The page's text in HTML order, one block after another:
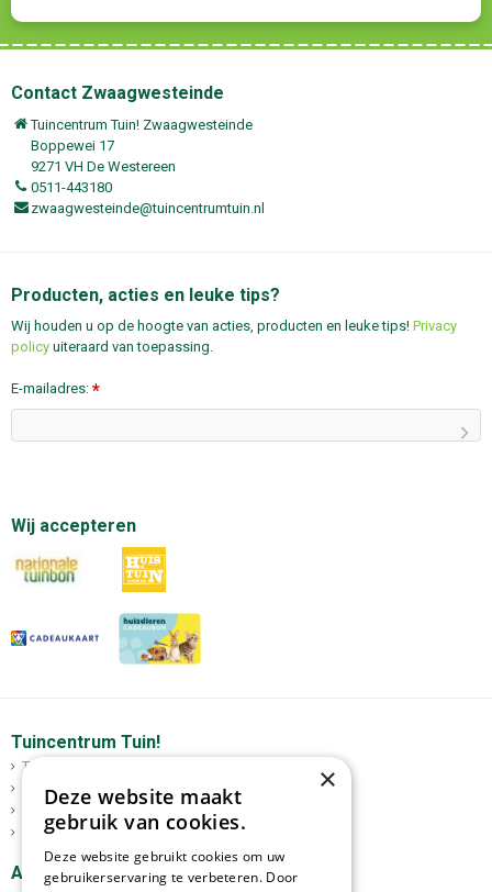
Contact Zwaagwesteinde
Tuincentrum Tuin! Zwaagwesteinde
Boppewei 17
9271 VH De Westereen
0511-443180
zwaagwesteinde@tuincentrumtuin.nl
Producten, acties en leuke tips?
Wij houden u op de hoogte van acties, producten en leuke tips! Privacy
policy uiteraard van toepassing.
E-mailadres: *
Wij accepteren
Tuincentrum Tuin!
Tuincentrum
Mediterrane bomen
Tuinplanten
Kerst
Assortiment
×
Deze website maakt
gebruik van cookies.
Deze website gebruikt cookies om uw
gebruikerservaring te verbeteren. Door